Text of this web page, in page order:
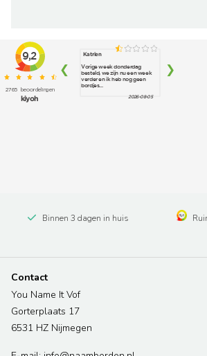
Binnen 3 dagen in huis
Contact
You Name It Vof
Gorterplaats 17
6531 HZ Nijmegen